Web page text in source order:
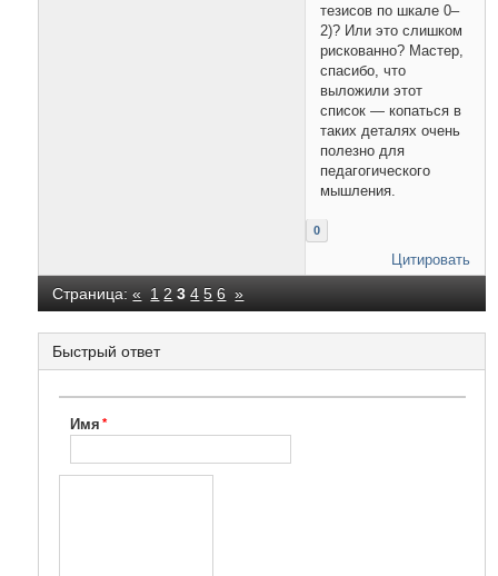
тезисов по шкале 0–
2)? Или это слишком
рискованно? Мастер,
спасибо, что
выложили этот
список — копаться в
таких деталях очень
полезно для
педагогического
мышления.
0
Цитировать
Страница:« 1 2 3 4 5 6 »
Быстрый ответ
Имя